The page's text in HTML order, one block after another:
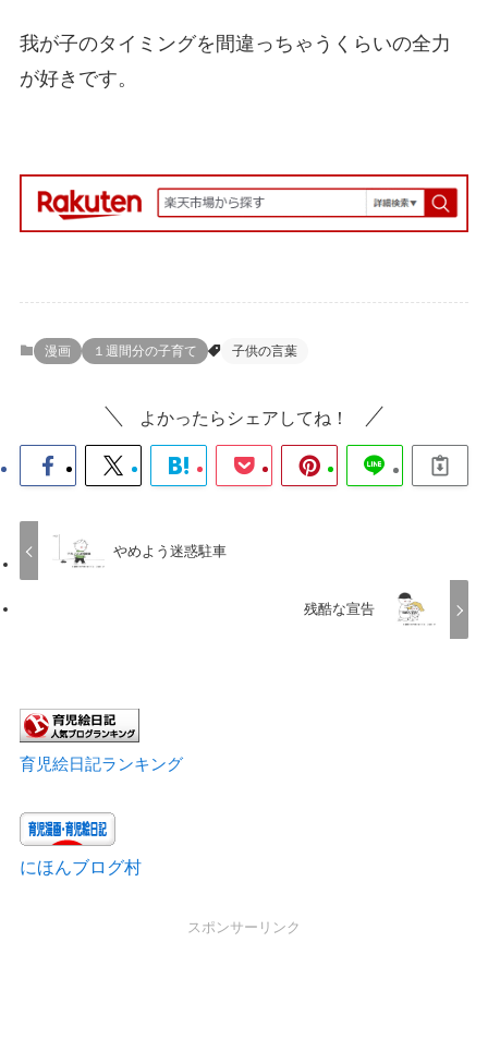
我が子のタイミングを間違っちゃうくらいの全力
が好きです。
漫画 １週間分の子育て 子供の言葉
よかったらシェアしてね！
やめよう迷惑駐車
残酷な宣告
育児絵日記ランキング
にほんブログ村
スポンサーリンク